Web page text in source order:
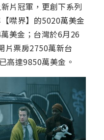
片冠軍，更創下系列
噤界】的5020萬美金
美金；台灣於6月26
片票房2750萬新台
高達9850萬美金。